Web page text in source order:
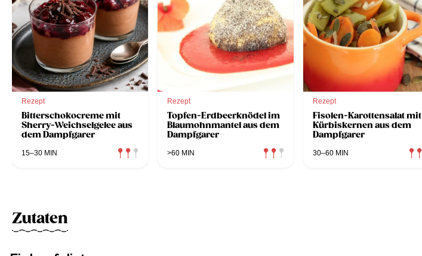
Rezept
Bitterschokocreme mit
Sherry-Weichselgelee aus
dem Dampfgarer
15–30 MIN
Rezept
Topfen-Erdbeerknödel im
Blaumohnmantel aus dem
Dampfgarer
>60 MIN
Rezept
Fisolen-Karottensalat mit
Kürbiskernen aus dem
Dampfgarer
30–60 MIN
Zutaten